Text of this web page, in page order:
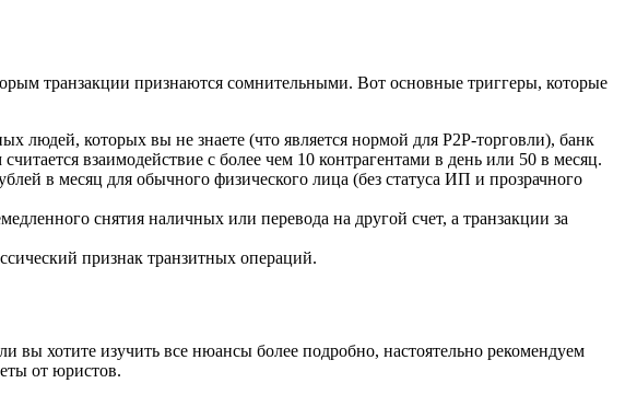
транзакции признаются сомнительными. Вот основные триггеры, которые
людей, которых вы не знаете (что является нормой для P2P-торговли), банк
взаимодействие с более чем 10 контрагентами в день или 50 в месяц.
в месяц для обычного физического лица (без статуса ИП и прозрачного
снятия наличных или перевода на другой счет, а транзакции за
признак транзитных операций.
вы хотите изучить все нюансы более подробно, настоятельно рекомендуем
от юристов.